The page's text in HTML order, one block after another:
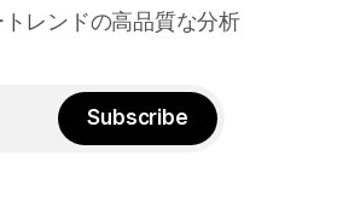
レンドの高品質な分析
Subscribe